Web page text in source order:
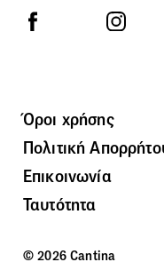
Όροι χρήσης
Πολιτική
Επικοινωνία
Ταυτότητα
© 2026 Cantina